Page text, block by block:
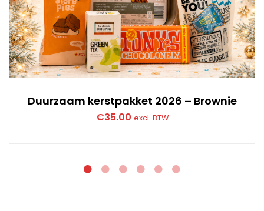
Duurzaam kerstpakket 2026 – Brownie
€35.00 excl. BTW